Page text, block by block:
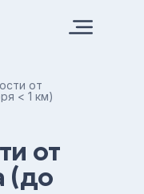
от
< 1 км)
от
(до